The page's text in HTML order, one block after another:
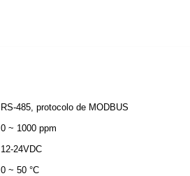
RS-485, protocolo de MODBUS
0 ~ 1000 ppm
12-24VDC
0 ~ 50 °C